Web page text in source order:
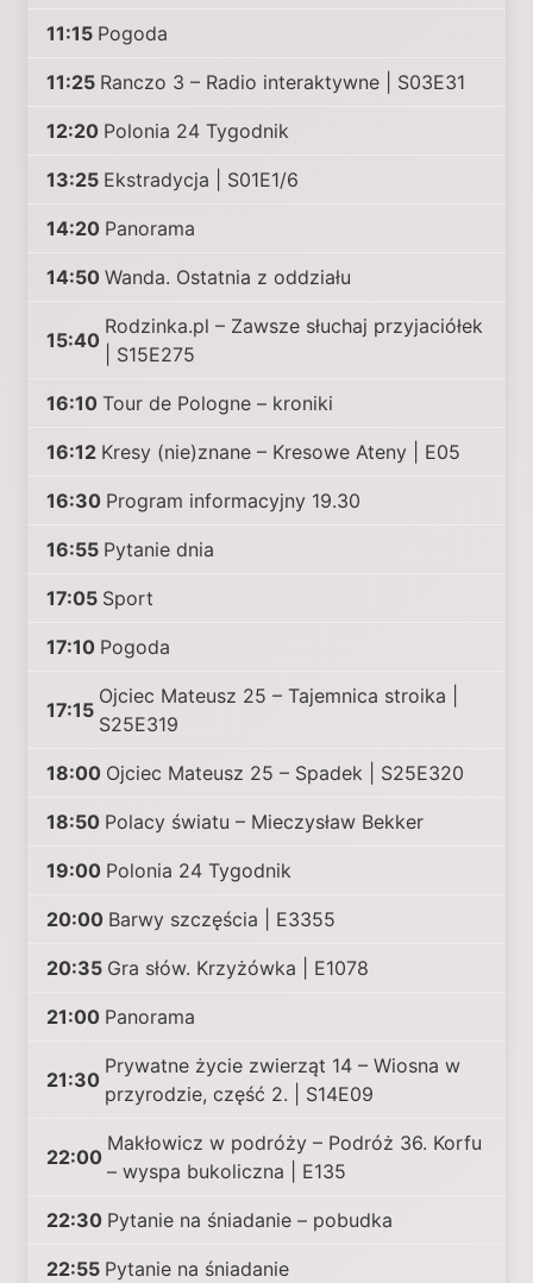
11:15 Pogoda
11:25 Ranczo 3 – Radio interaktywne | S03E31
12:20 Polonia 24 Tygodnik
13:25 Ekstradycja | S01E1/6
14:20 Panorama
14:50 Wanda. Ostatnia z oddziału
15:40
Rodzinka.pl – Zawsze słuchaj przyjaciółek
| S15E275
16:10 Tour de Pologne – kroniki
16:12 Kresy (nie)znane – Kresowe Ateny | E05
16:30 Program informacyjny 19.30
16:55 Pytanie dnia
17:05 Sport
17:10 Pogoda
17:15
Ojciec Mateusz 25 – Tajemnica stroika |
S25E319
18:00 Ojciec Mateusz 25 – Spadek | S25E320
18:50 Polacy światu – Mieczysław Bekker
19:00 Polonia 24 Tygodnik
20:00 Barwy szczęścia | E3355
20:35 Gra słów. Krzyżówka | E1078
21:00 Panorama
21:30
Prywatne życie zwierząt 14 – Wiosna w
przyrodzie, część 2. | S14E09
22:00
Makłowicz w podróży – Podróż 36. Korfu
– wyspa bukoliczna | E135
22:30 Pytanie na śniadanie – pobudka
22:55 Pytanie na śniadanie